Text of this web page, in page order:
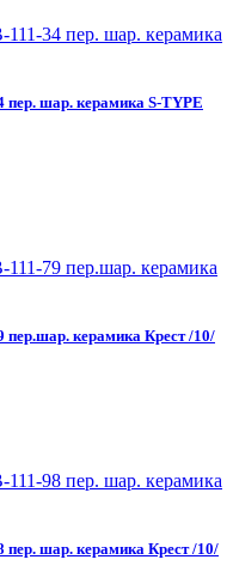
шар. керамика S-TYPE
керамика Крест /10/
шар. керамика Крест /10/